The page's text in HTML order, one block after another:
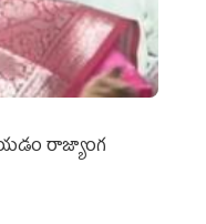
రాజ్యాంగ